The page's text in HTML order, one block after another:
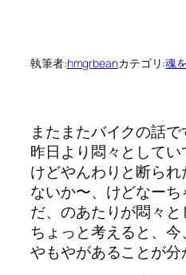
執筆者:hmgrbeanカテゴリ:魂
またまたバイクの話で
昨日より悶々としてい
けどやんわりと断ら
ないか〜、けどなー
だ、のあたりが悶々と
ちょっと考えると、
やもやがあることが分